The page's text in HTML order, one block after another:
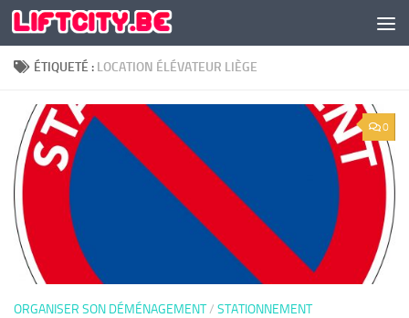
Skip to content
ÉTIQUETÉ : LOCATION ÉLÉVATEUR LIÈGE
0
ORGANISER SON DÉMÉNAGEMENT/ STATIONNEMENT